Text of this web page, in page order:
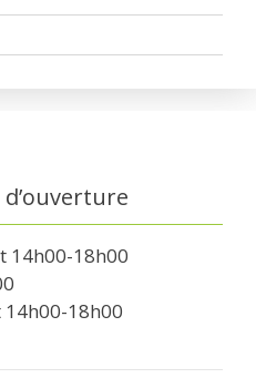
14h00-18h00
14h00-18h00